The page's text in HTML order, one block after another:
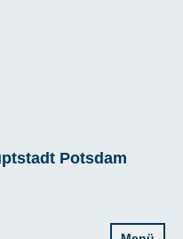
Potsdam